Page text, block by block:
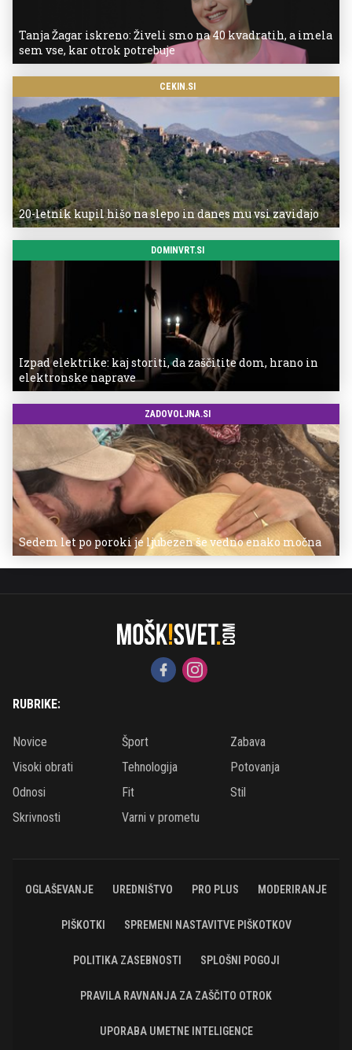
Tanja Žagar iskreno: Živeli smo na 40 kvadratih, a imela
sem vse, kar otrok potrebuje
CEKIN.SI
20-letnik kupil hišo na slepo in danes mu vsi zavidajo
DOMINVRT.SI
Izpad elektrike: kaj storiti, da zaščitite dom, hrano in
elektronske naprave
ZADOVOLJNA.SI
Sedem let po poroki je ljubezen še vedno enako močna
RUBRIKE:
Novice Šport
Zabava
Visoki obrati
Tehnologija
Potovanja
Odnosi
Fit
Stil
Skrivnosti
Varni v prometu
OGLAŠEVANJE UREDNIŠTVO PRO PLUS MODERIRANJE
PIŠKOTKI SPREMENI NASTAVITVE PIŠKOTKOV
POLITIKA ZASEBNOSTI SPLOŠNI POGOJI
PRAVILA RAVNANJA ZA ZAŠČITO OTROK
UPORABA UMETNE INTELIGENCE